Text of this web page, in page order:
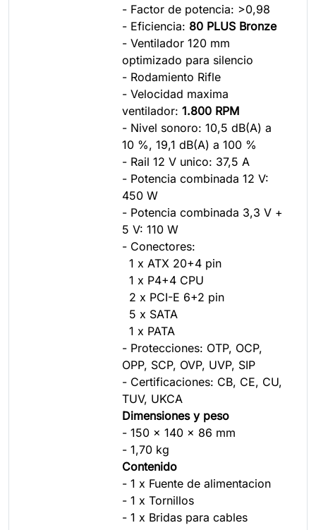
- Factor de potencia: >0,98
- Eficiencia: 80 PLUS Bronze
- Ventilador 120 mm
optimizado para silencio
- Rodamiento Rifle
- Velocidad maxima
ventilador: 1.800 RPM
- Nivel sonoro: 10,5 dB(A) a
10 %, 19,1 dB(A) a 100 %
- Rail 12 V unico: 37,5 A
- Potencia combinada 12 V:
450 W
- Potencia combinada 3,3 V +
5 V: 110 W
- Conectores:
1 x ATX 20+4 pin
1 x P4+4 CPU
2 x PCI-E 6+2 pin
5 x SATA
1 x PATA
- Protecciones: OTP, OCP,
OPP, SCP, OVP, UVP, SIP
- Certificaciones: CB, CE, CU,
TUV, UKCA
Dimensiones y peso
- 150 x 140 x 86 mm
- 1,70 kg
Contenido
- 1 x Fuente de alimentacion
- 1 x Tornillos
- 1 x Bridas para cables